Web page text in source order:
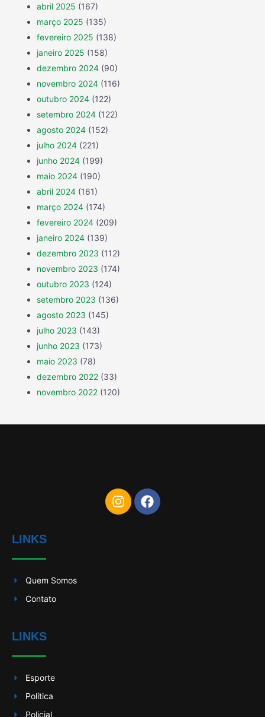
abril 2025 (167)
março 2025 (135)
fevereiro 2025 (138)
janeiro 2025 (158)
dezembro 2024 (90)
novembro 2024 (116)
outubro 2024 (122)
setembro 2024 (122)
agosto 2024 (152)
julho 2024 (221)
junho 2024 (199)
maio 2024 (190)
abril 2024 (161)
março 2024 (174)
fevereiro 2024 (209)
janeiro 2024 (139)
dezembro 2023 (112)
novembro 2023 (174)
outubro 2023 (124)
setembro 2023 (136)
agosto 2023 (145)
julho 2023 (143)
junho 2023 (173)
maio 2023 (78)
dezembro 2022 (33)
novembro 2022 (120)
LINKS
Quem Somos
Contato
LINKS
Esporte
Política
Policial